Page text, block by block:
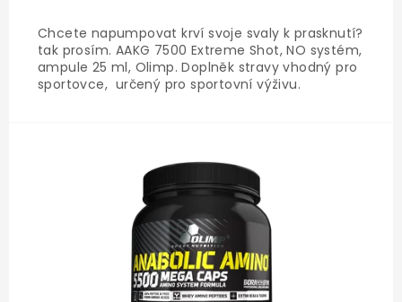
Chcete napumpovat krví svoje svaly k prasknutí?
tak prosím. AAKG 7500 Extreme Shot, NO systém,
ampule 25 ml, Olimp . Doplněk stravy vhodný pro
sportovce, určený pro sportovní výživu .